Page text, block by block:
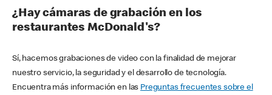
¿Hay cámaras de grabación en los
restaurantes McDonald's?
Sí, hacemos grabaciones de video con la finalidad de mejorar
nuestro servicio, la seguridad y el desarrollo de tecnología.
Encuentra más información en las Preguntas frecuentes sobre el